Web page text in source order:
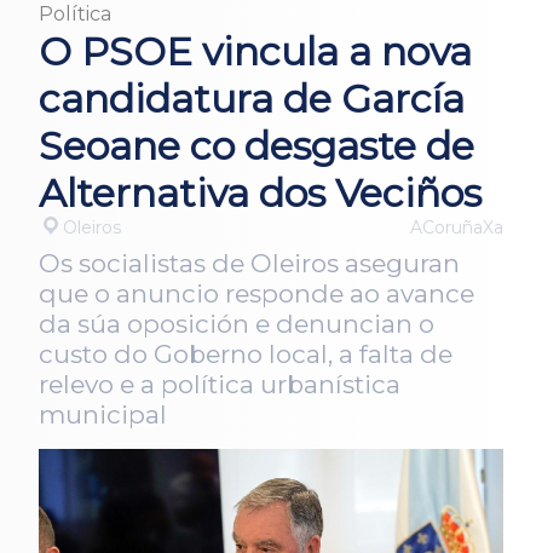
Política
O PSOE vincula a nova
candidatura de García
Seoane co desgaste de
Alternativa dos Veciños
Oleiros ACoruñaXa
Os socialistas de Oleiros aseguran
que o anuncio responde ao avance
da súa oposición e denuncian o
custo do Goberno local, a falta de
relevo e a política urbanística
municipal